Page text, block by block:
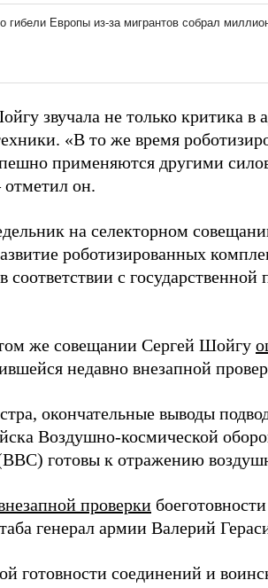
звучала не только критика в
«В то же время
применяются другими
отметил он.
на селекторном
роботизированных
соответствии с
же совещании Сергей Шойгу
недавно внезапной
окончательные выводы
Воздушно-космической
готовы к отражению
проверки
генерал армии Валерий
готовности соединений и